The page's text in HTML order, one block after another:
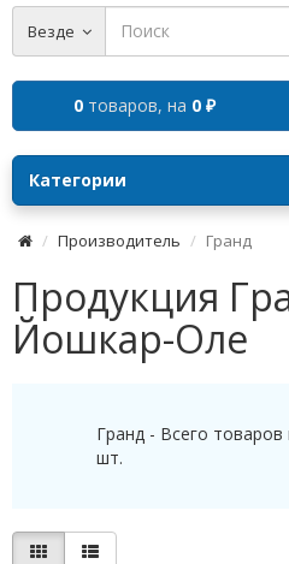
Везде
0 товаров, на 0 ₽
Категории
Производитель Гранд
Продукция
Йошкар-Оле
Гранд - Всего
шт.